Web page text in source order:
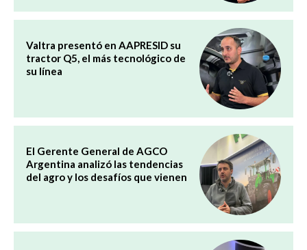
Valtra presentó en AAPRESID su
tractor Q5, el más tecnológico de
su línea
El Gerente General de AGCO
Argentina analizó las tendencias
del agro y los desafíos que vienen